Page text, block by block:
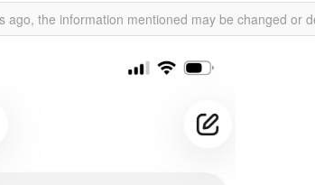
ago, the information mentioned may be changed or